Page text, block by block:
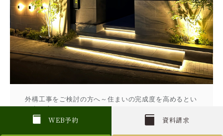
W EB予約 資料請求
外構工事をご検討の方へ～住まいの完成度を高めるとい
う考え方～